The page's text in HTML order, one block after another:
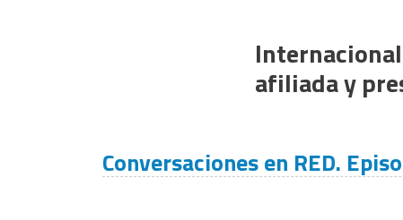
afiliada y
Conversaciones en RED.